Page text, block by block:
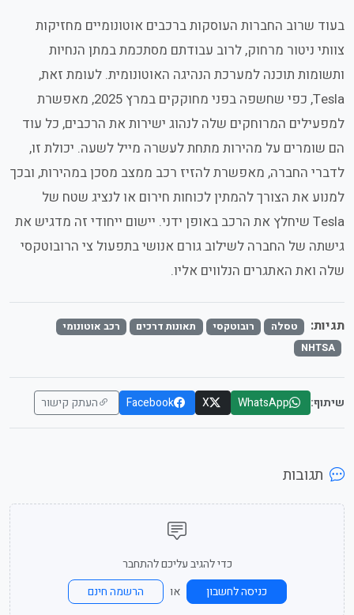
בעוד שרוב החברות העוסקות ברכבים אוטונומיים מחזיקות
צוותי ניטור מרחוק, לרוב עבודתם מסתכמת במתן הנחיות
ותשומות תוכנה למערכת הנהיגה האוטונומית. לעומת זאת,
Tesla, כפי שחשפה בפני מחוקקים במרץ 2025, מאפשרת
למפעילים המרוחקים שלה לנהוג ישירות את הרכבים, כל עוד
הם שומרים על מהירות מתחת לעשרה מייל לשעה. יכולת זו,
לדברי החברה, מאפשרת להזיז רכב ממצב מסכן במהירות, ובכך
למנוע את הצורך להמתין לכוחות חירום או לנציג שטח של
Tesla שיחלץ את הרכב באופן ידני. יישום ייחודי זה מדגיש את
גישתה של החברה לשילוב גורם אנושי בתפעול צי הרובוטקסי
שלה ואת האתגרים הנלווים אליו.
תגיות: טסלה רובוטקסי תאונות דרכים
רכב אוטונומי
NHTSA
שיתוף: WhatsApp
X
Facebook העתק קישור
תגובות
כדי להגיב עליכם להתחבר
כניסה לחשבון
או הרשמה חינם